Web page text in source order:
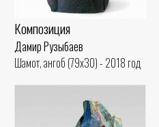
Композиция
Дамир Рузыбаев
Шамот, ангоб (79x30) - 2018 год